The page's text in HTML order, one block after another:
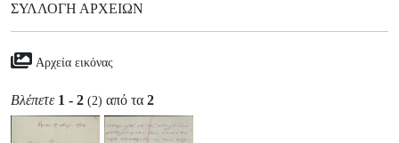
ΣΥΛΛΟΓΉ ΑΡΧΕΊΩΝ
Αρχεία εικόνας
Βλέπετε 1 - 2 (2) από τα 2